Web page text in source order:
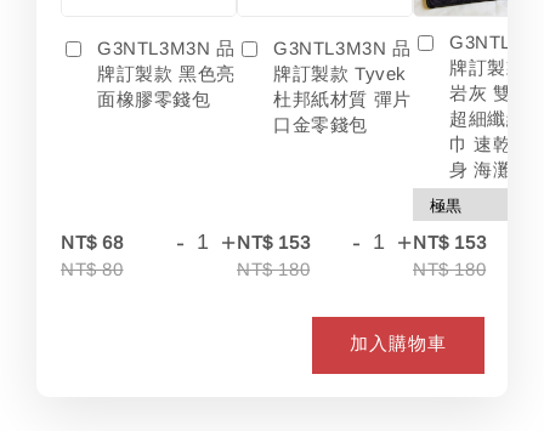
G3NTL3M3N 品
牌訂製款 黑色亮
面橡膠零錢包
NT$ 68
NT$ 80
- +
G3NTL3M3N 品
牌訂製款 Tyvek
杜邦紙材質 彈片
口金零錢包
NT$ 153
NT$ 180
- +
牌訂製款
岩灰 雙色
超細纖維
巾 速乾 吸
身 海灘
NT$ 153
NT$ 180
加入購物車